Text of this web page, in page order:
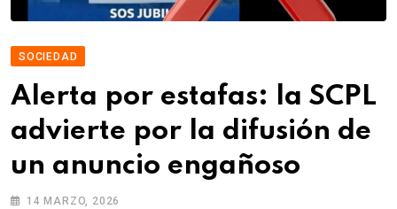
SOCIEDAD
Alerta por estafas: la SCPL
advierte por la difusión de
un anuncio engañoso
14 MARZO, 2026